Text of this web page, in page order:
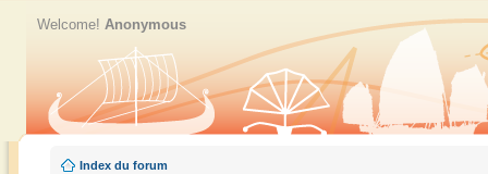
Welcome! Anonymous
Index du forum